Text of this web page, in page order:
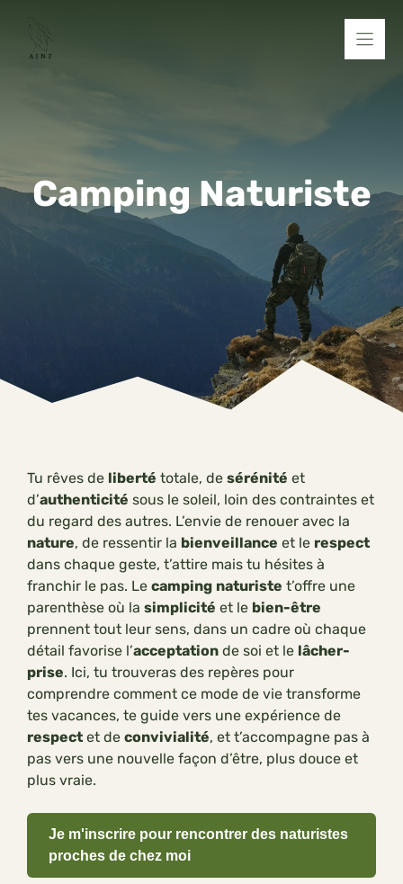
contenu
Camping Naturiste
Tu rêves de liberté totale, de sérénité et
d’authenticité sous le soleil, loin des contraintes et
du regard des autres. L’envie de renouer avec la
nature, de ressentir la bienveillance et le respect
dans chaque geste, t’attire mais tu hésites à
franchir le pas. Le camping naturiste t’offre une
parenthèse où la simplicité et le bien-être
prennent tout leur sens, dans un cadre où chaque
détail favorise l’acceptation de soi et le lâcher-
prise. Ici, tu trouveras des repères pour
comprendre comment ce mode de vie transforme
tes vacances, te guide vers une expérience de
respect et de convivialité, et t’accompagne pas à
pas vers une nouvelle façon d’être, plus douce et
plus vraie.
Je m'inscrire pour rencontrer des naturistes
proches de chez moi